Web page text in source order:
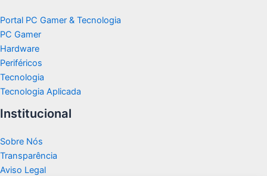
Portal PC Gamer & Tecnologia
PC Gamer
Hardware
Periféricos
Tecnologia
Tecnologia Aplicada
Institucional
Sobre Nós
Transparência
Aviso Legal